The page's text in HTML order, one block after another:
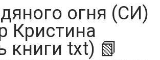
огня (СИ)
Кристина
книги txt) 📗